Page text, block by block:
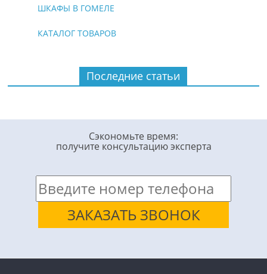
ШКАФЫ В ГОМЕЛЕ
КАТАЛОГ ТОВАРОВ
Последние статьи
Сэкономьте время:
получите консультацию эксперта